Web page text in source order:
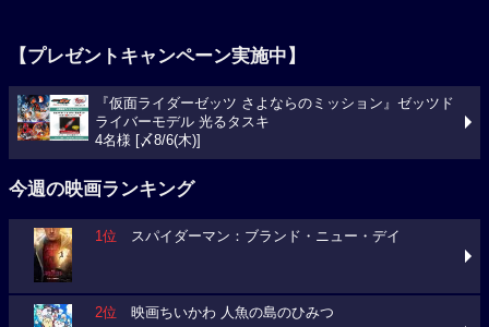
【プレゼントキャンペーン実施中】
『仮面ライダーゼッツ さよならのミッション』ゼッツド
ライバーモデル 光るタスキ
4名様 [〆8/6(木)]
今週の映画ランキング
1位 スパイダーマン：ブランド・ニュー・デイ
2位 映画ちいかわ 人魚の島のひみつ